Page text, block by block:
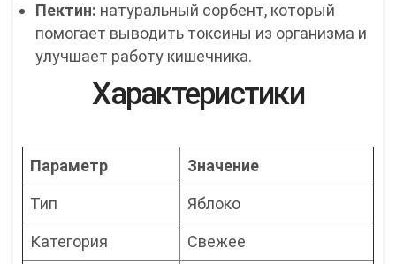
Пектин: натуральный сорбент, который
помогает выводить токсины из организма и
улучшает работу кишечника.
Характеристики
Параметр Значение
Тип Яблоко
Категория Свежее